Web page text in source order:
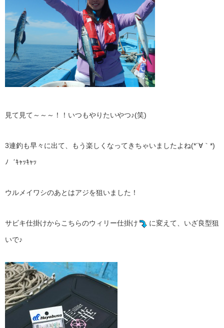
見て見て～～～！！いつもやりたいやつ♪(笑)
3連釣も早々に出て、もう楽しくなってきちゃいましたよね(*´∀｀*)
ﾉ゛ｷｬｯｷｬｯ
ウルメイワシのあとはアジを狙いました！
サビキ仕掛けからこちらのウィリー仕掛け に変えて、いざ良型狙
いで♪